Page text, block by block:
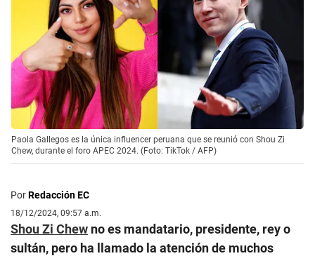
Paola Gallegos es la única influencer peruana que se reunió con Shou Zi
Chew, durante el foro APEC 2024. (Foto: TikTok / AFP)
PorRedacción EC
18/12/2024, 09:57 a.m.
Shou Zi Chew no es mandatario, presidente, rey o
sultán, pero ha llamado la atención de muchos